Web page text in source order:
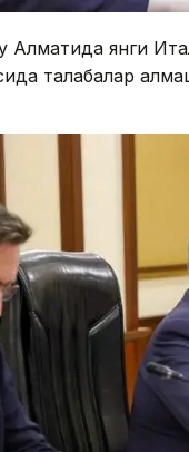
Алматида янги
талабалар